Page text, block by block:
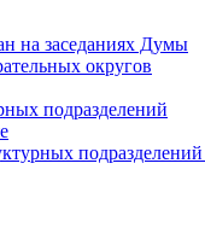
на заседаниях Думы
округов
подразделений